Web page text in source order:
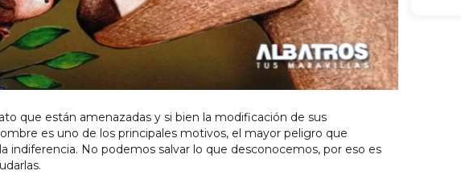
que están amenazadas y si bien la modificación de sus
es uno de los principales motivos, el mayor peligro que
indiferencia. No podemos salvar lo que desconocemos, por eso es